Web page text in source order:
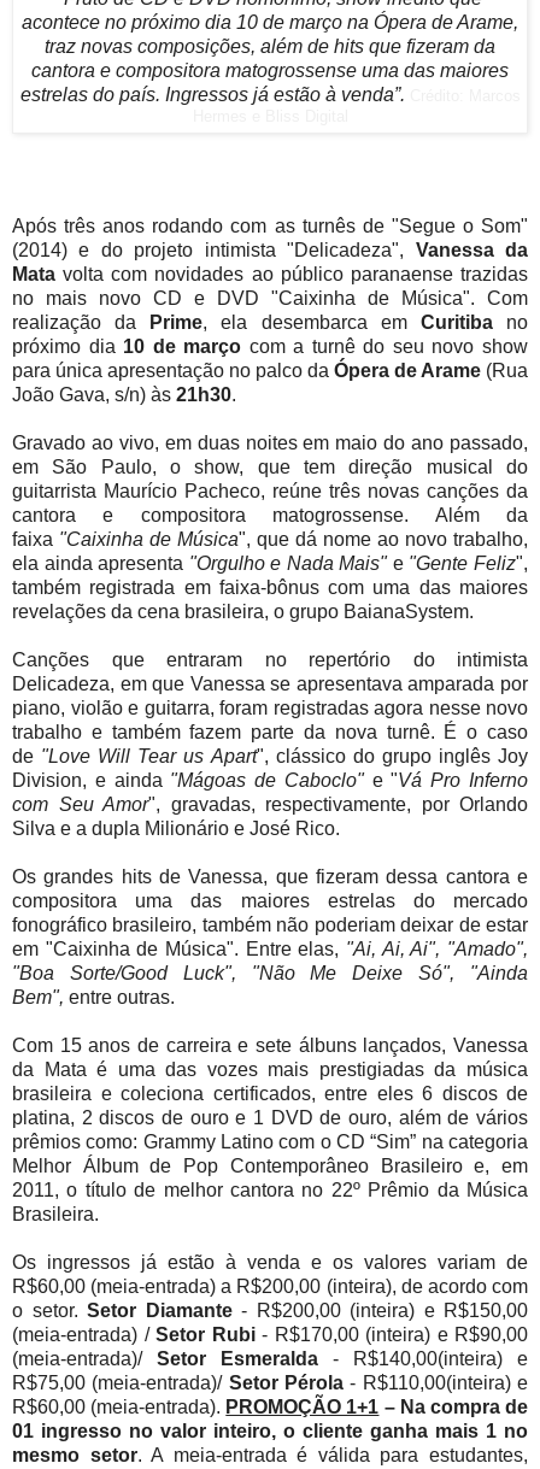
acontece no próximo dia 10 de março na Ópera de Arame,
traz novas composições, além de hits que fizeram da
cantora e compositora matogrossense uma das maiores
estrelas do país. Ingressos já estão à venda”.
Após três anos rodando com as turnês de "Segue o Som"
(2014) e do projeto intimista "Delicadeza", Vanessa da
Mata volta com novidades ao público paranaense trazidas
no mais novo CD e DVD "Caixinha de Música". Com
realização da
Prime, ela desembarca em Curitiba no
próximo dia 10 de março com a turnê do seu novo show
para única apresentação no palco da Ópera de Arame (Rua
João Gava, s/n) às 21h30.
Gravado ao vivo, em duas noites em maio do ano passado,
em São Paulo, o show, que tem direção musical do
guitarrista Maurício Pacheco, reúne três novas canções da
cantora e compositora matogrossense. Além da
faixa "Caixinha de Música", que dá nome ao novo trabalho,
ela ainda apresenta "Orgulho e Nada Mais" e "Gente Feliz",
também registrada em faixa-bônus com uma das maiores
revelações da cena brasileira, o grupo BaianaSystem.
Canções que entraram no repertório do intimista
Delicadeza, em que Vanessa se apresentava amparada por
piano, violão e guitarra, foram registradas agora nesse novo
trabalho e também fazem parte da nova turnê. É o caso
de "Love Will Tear us Apart", clássico do grupo inglês Joy
Division, e ainda "Mágoas de Caboclo"e "Vá Pro Inferno
com Seu Amor", gravadas, respectivamente, por Orlando
Silva e a dupla Milionário e José Rico.
Os grandes hits de Vanessa, que fizeram dessa cantora e
compositora uma das maiores estrelas do mercado
fonográfico brasileiro, também não poderiam deixar de estar
em "Caixinha de Música". Entre elas, "Ai, Ai, Ai", "Amado",
"Boa Sorte/Good Luck", "Não Me Deixe Só", "Ainda
Bem", entre outras.
Com 15 anos de carreira e sete álbuns lançados, Vanessa
da Mata é uma das vozes mais prestigiadas da música
brasileira e coleciona certificados, entre eles 6 discos de
platina, 2 discos de ouro e 1 DVD de ouro, além de vários
prêmios como: Grammy Latino com o CD “Sim” na categoria
Melhor Álbum de Pop Contemporâneo Brasileiro e, em
2011, o título de melhor cantora no 22º Prêmio da Música
Brasileira.
Os ingressos já estão à venda e os valores variam de
R$60,00 (meia-entrada) a R$200,00 (inteira), de acordo com
o setor. Setor Diamante- R$200,00 (inteira) e R$150,00
(meia-entrada) / Setor Rubi- R$170,00 (inteira) e R$90,00
(meia-entrada)/ Setor Esmeralda - R$140,00(inteira) e
R$75,00 (meia-entrada)/ Setor Pérola - R$110,00(inteira) e
R$60,00 (meia-entrada). PROMOÇÃO 1+1 – Na compra de
01 ingresso no valor inteiro, o cliente ganha mais 1 no
mesmo setor. A meia-entrada é válida para estudantes,